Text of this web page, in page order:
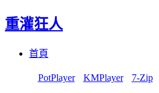
重灌狂人
首頁
PotPlayer KMPlayer 7-Zip